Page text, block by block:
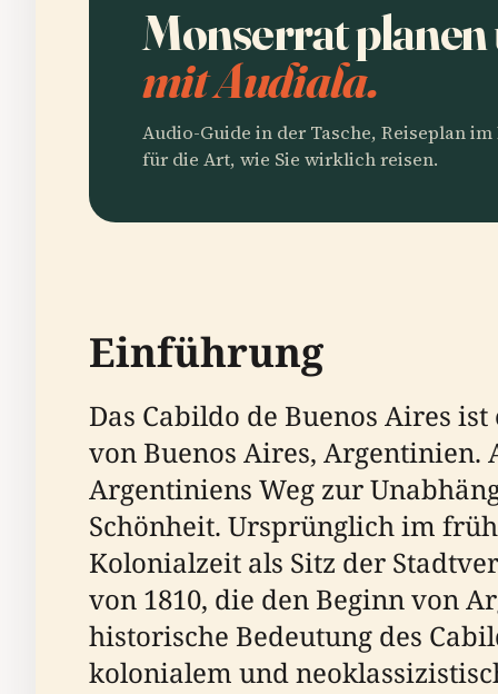
Monserrat
mit Audiala.
Audio-Guide in der Tasche, Reiseplan
für die Art, wie Sie wirklich reisen.
Einführung
Das Cabildo de Buenos Aires
von Buenos Aires, Argentinien.
Argentiniens Weg zur
Schönheit. Ursprünglich im
Kolonialzeit als Sitz der
von 1810, die den Beginn von
historische Bedeutung des
kolonialem und